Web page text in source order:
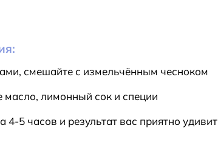
смешайте с измельчённым чесноком
масло, лимонный сок и специи
4-5 часов и результат вас приятно удивит